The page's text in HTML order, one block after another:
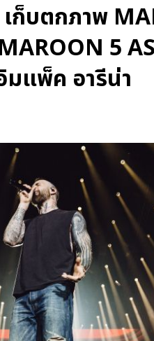
ก็บตกภาพ
5
มแพ็ค อารีน่า